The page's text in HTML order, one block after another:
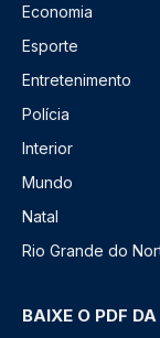
Economia
Esporte
Entretenimento
Polícia
Interior
Mundo
Natal
Rio Grande do
BAIXE O PDF